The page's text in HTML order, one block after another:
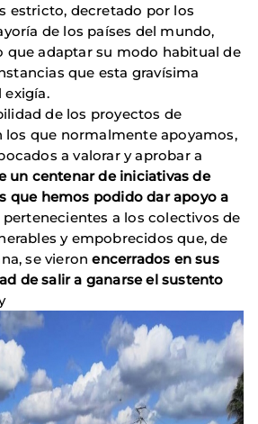
estricto, decretado por los
de los países del mundo,
que adaptar su modo habitual de
que esta gravísima
exigía.
de los proyectos de
los que normalmente apoyamos,
a valorar y aprobar a
un centenar de iniciativas de
que hemos podido dar apoyo a
pertenecientes a los colectivos de
y empobrecidos que, de
se vieronencerrados en sus
de salir a ganarse el sustento